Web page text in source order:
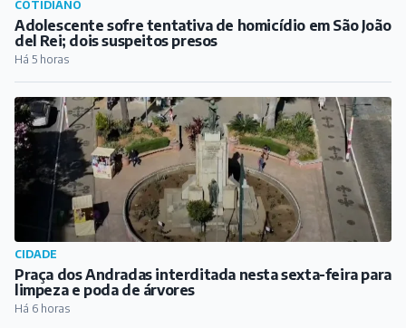
CULTURA
Curta "Vó", dirigido por cineasta de Barbacena, vence
festival internacional de cinema em Gana
Há 4 horas
COTIDIANO
Adolescente sofre tentativa de homicídio em São João
del Rei; dois suspeitos presos